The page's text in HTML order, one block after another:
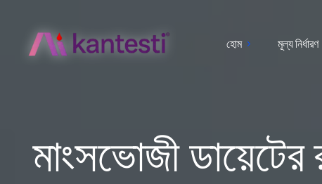
হোম মূল্য নির্ধারণ
মাংসভোজী